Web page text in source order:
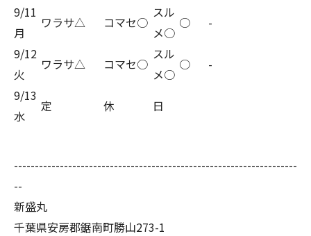
9/11
月
ワラサ△ コマセ○
スル
メ○
○
-
9/12
火
ワラサ△ コマセ○
スル
メ○
○
-
9/13
水
定 休 日
--------------------------------------------------------------------
--
新盛丸
千葉県安房郡鋸南町勝山273-1